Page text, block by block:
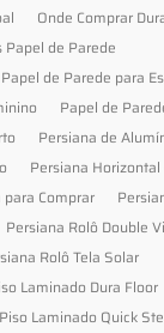
Onde Comprar
Papel de Parede
Papel de Parede para
Papel de
Persiana de
Persiana
Comprar
Persiana Rolô Double
Rolô Tela Solar
Laminado Dura Floor
Piso Laminado Quick